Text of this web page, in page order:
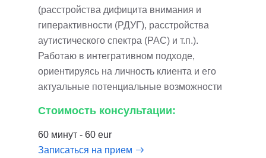
(расстройства дифицита внимания и
гиперактивности (РДУГ), расстройства
аутистического спектра (РАС) и т.п.).
Работаю в интегративном подходе,
ориентируясь на личность клиента и его
актуальные потенциальные возможности
Стоимость консультации:
60 минут - 60 eur
Записаться на прием